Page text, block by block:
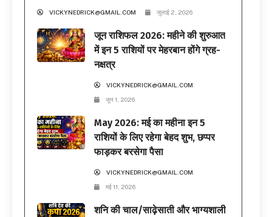
VICKYNEDRICK@GMAIL.COM जुलाई 2, 2026
जून राशिफल 2026: महीने की शुरुआत
में इन 5 राशियों पर मेहरबान होंगे ग्रह-
नक्षत्र
VICKYNEDRICK@GMAIL.COM
जून 1, 2026
May 2026: मई का महीना इन 5
राशियों के लिए रहेगा बेहद शुभ, छप्पर
फाड़कर बरसेगा पैसा
VICKYNEDRICK@GMAIL.COM
मई 11, 2026
शनि की चाल/साढ़ेसाती और भाग्यशाली